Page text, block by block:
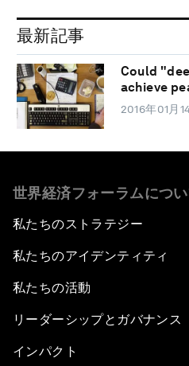
最新記事
Could
achieve
2016年01月
世界経済フォーラムにつ
私たちのストラテジー
私たちのアイデンティティ
私たちの活動
リーダーシップとガバナンス
インパクト